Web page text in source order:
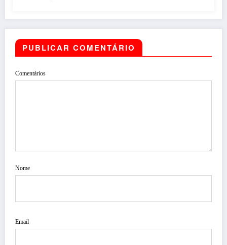
PUBLICAR COMENTÁRIO
Comentários
Nome
Email